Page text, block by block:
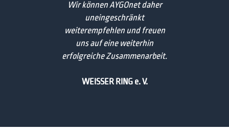
Wir können AYGOnet daher
uneingeschränkt
weiterempfehlen und freuen
uns auf eine weiterhin
erfolgreiche Zusammenarbeit.
WEISSER RING e. V.